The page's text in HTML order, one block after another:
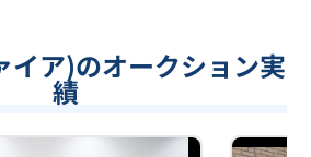
イア)のオークション実
績